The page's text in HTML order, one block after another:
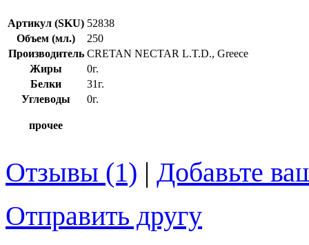
Артикул (SKU) 52838
Объем (мл.)
250
Производитель CRETAN NECTAR L.T.D., Greece
Жиры
0г.
Белки
31г.
Углеводы
0г.
прочее
Отзывы (1) | Добавьте
Отправить другу